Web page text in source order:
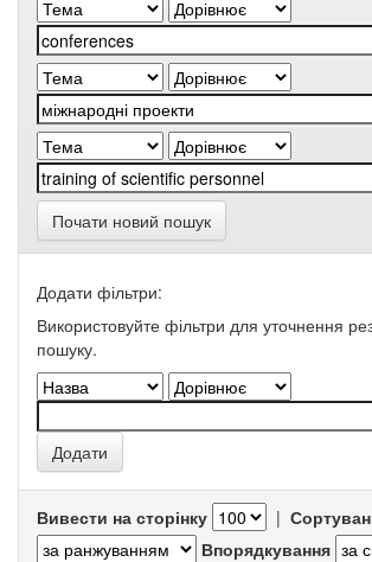
Почати новий пошук
Додати фільтри:
Використовуйте фільтри для уточнення
пошуку.
Вивести на сторінку |
Впорядкування